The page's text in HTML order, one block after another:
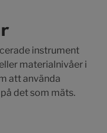
instrument
materialnivåer i
att använda
det som mäts.